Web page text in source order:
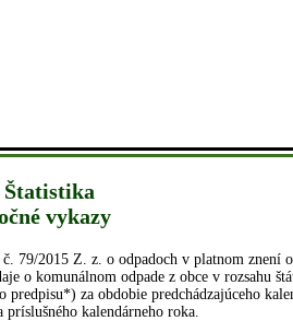
Štatistika
vykazy
79/2015 Z. z. o odpadoch v platnom znení
o komunálnom odpade z obce v rozsahu
za obdobie predchádzajúceho
kalendárneho roka.